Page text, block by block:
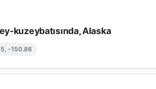
kuzeybatısında, Alaska
-150.86